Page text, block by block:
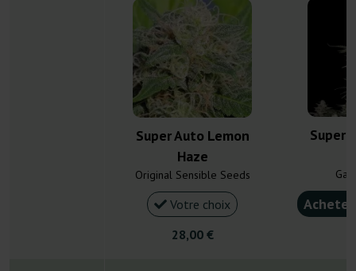
Super Auto Lemon
Haze
Original Sensible Seeds
Votre choix
28,00 €
Super